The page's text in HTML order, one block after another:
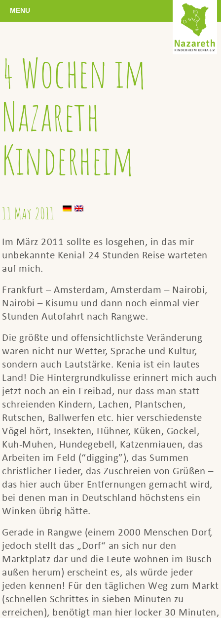
MENU
4 Wochen im
Nazareth
Kinderheim
11 May 2011
Im März 2011 sollte es losgehen, in das mir
unbekannte Kenia! 24 Stunden Reise warteten
auf mich.
Frankfurt – Amsterdam, Amsterdam – Nairobi,
Nairobi – Kisumu und dann noch einmal vier
Stunden Autofahrt nach Rangwe.
Die größte und offensichtlichste Veränderung
waren nicht nur Wetter, Sprache und Kultur,
sondern auch Lautstärke. Kenia ist ein lautes
Land! Die Hintergrundkulisse erinnert mich auch
jetzt noch an ein Freibad, nur dass man statt
schreienden Kindern, Lachen, Plantschen,
Rutschen, Ballwerfen etc. hier verschiedenste
Vögel hört, Insekten, Hühner, Küken, Gockel,
Kuh-Muhen, Hundegebell, Katzenmiauen, das
Arbeiten im Feld (“digging”), das Summen
christlicher Lieder, das Zuschreien von Grüßen –
das hier auch über Entfernungen gemacht wird,
bei denen man in Deutschland höchstens ein
Winken übrig hätte.
Gerade in Rangwe (einem 2000 Menschen Dorf,
jedoch stellt das „Dorf“ an sich nur den
Marktplatz dar und die Leute wohnen im Busch
außen herum) erscheint es, als würde jeder
jeden kennen! Für den täglichen Weg zum Markt
(schnellen Schrittes in sieben Minuten zu
erreichen), benötigt man hier locker 30 Minuten,